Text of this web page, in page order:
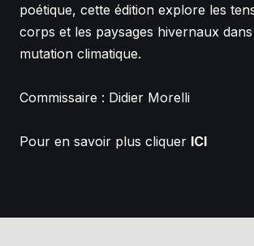
poétique, cette édition explore les
corps et les paysages hivernaux
mutation climatique.
Commissaire : Didier Morelli
Pour en savoir plus cliquer ICI